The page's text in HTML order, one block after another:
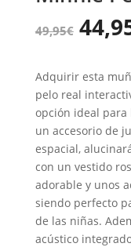
49,95€
Adquirir esta
pelo real
opción ideal para
un accesorio de
espacial,
con un vestido
adorable y unos
siendo perfecto
de las niñas.
acústico